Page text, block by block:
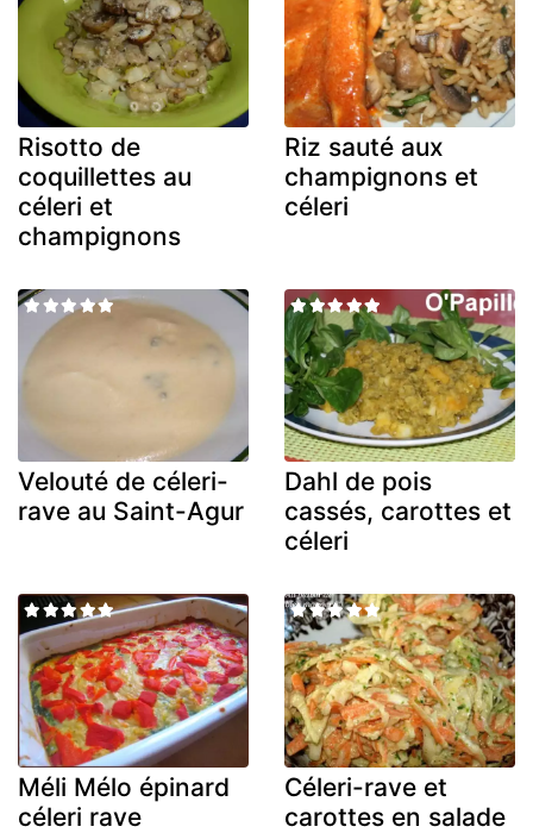
Risotto de
coquillettes au
céleri et
champignons
Riz sauté aux
champignons et
céleri
Velouté de céleri-
rave au Saint-Agur
Dahl de pois
cassés, carottes et
céleri
Méli Mélo épinard
céleri rave
Céleri-rave et
carottes en salade